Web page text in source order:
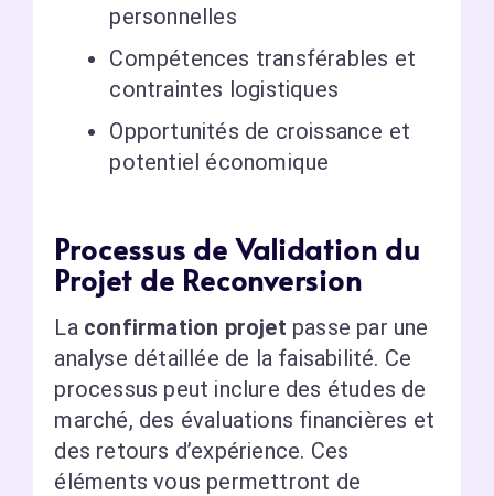
personnelles
Compétences transférables et
contraintes logistiques
Opportunités de croissance et
potentiel économique
Processus de Validation du
Projet de Reconversion
La confirmation projet passe par une
analyse détaillée de la faisabilité. Ce
processus peut inclure des études de
marché, des évaluations financières et
des retours d’expérience. Ces
éléments vous permettront de